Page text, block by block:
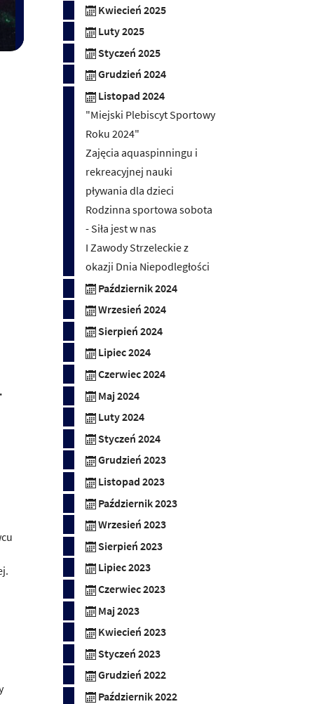
Kwiecień 2025
Luty 2025
Styczeń 2025
Grudzień 2024
Listopad 2024
"Miejski Plebiscyt Sportowy
Roku 2024"
Zajęcia aquaspinningu i
rekreacyjnej nauki
pływania dla dzieci
Rodzinna sportowa sobota
- Siła jest w nas
I Zawody Strzeleckie z
okazji Dnia Niepodległości
Październik 2024
Wrzesień 2024
Sierpień 2024
Lipiec 2024
Czerwiec 2024
Maj 2024
Luty 2024
Styczeń 2024
Grudzień 2023
Listopad 2023
Październik 2023
Wrzesień 2023
Sierpień 2023
Lipiec 2023
Czerwiec 2023
Maj 2023
Kwiecień 2023
Styczeń 2023
Grudzień 2022
Październik 2022